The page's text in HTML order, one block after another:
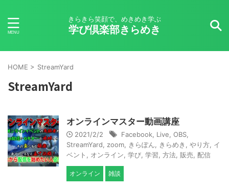
きらきら笑顔で、めきめき学ぶ
学び倶楽部きらめき
HOME > StreamYard
StreamYard
オンラインマスター動画講座
2021/2/2 Facebook Live OBS
StreamYard
zoom きらぽん きらめき やり方 イ
ベント
オンライン 学び 学習 方法 販売 配信
オンライン 雑談